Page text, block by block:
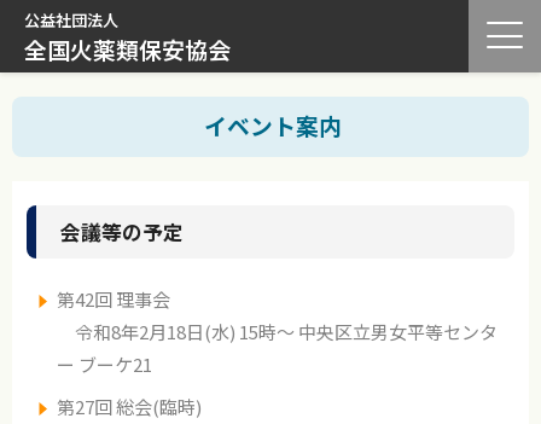
公益社団法人
全国火薬類保安協会
イベント案内
会議等の予定
第42回 理事会
令和8年2月18日(水) 15時～ 中央区立男女平等センタ
ー ブーケ21
第27回 総会(臨時)